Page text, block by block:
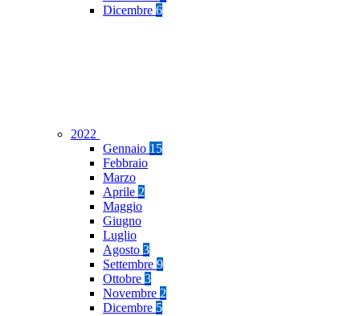
Dicembre 6
2022
Gennaio 15
Febbraio
Marzo
Aprile 2
Maggio
Giugno
Luglio
Agosto 3
Settembre 9
Ottobre 3
Novembre 2
Dicembre 5